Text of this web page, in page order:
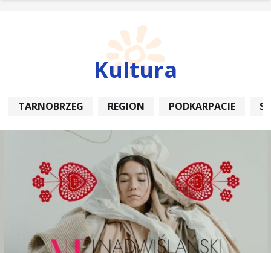
Kultura
TARNOBRZEG REGION PODKARPACIE